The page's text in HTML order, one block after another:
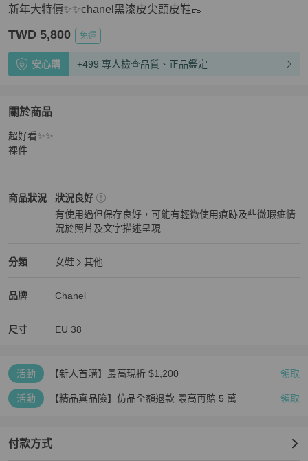
新年大特價✨✨chanel黑漆皮尖頭皮鞋👞
TWD 5,800 免運
安心購 +499 專人檢查品質、正品鑑定
關於商品
關於新年大特價✨✨chanel黑漆皮尖頭皮鞋👞
超好看✨✨
裸件
商品狀況
Chanel女鞋商品狀態與細節
狀況良好
有使用過但保存良好，可能有輕微使用痕跡及些微瑕疵情
況於照片及文字描述呈現
分類
Chanel 女鞋分類資訊
女鞋
其他
品牌
Chanel 精品女鞋品牌介紹
Chanel
Chanel 推薦清單
尺寸 EU 38
活動 【新人首購】最高現折 $1,200 領取
活動 【精品真品險】仿品全額退款 最高再賠 5 萬 領取
付款方式